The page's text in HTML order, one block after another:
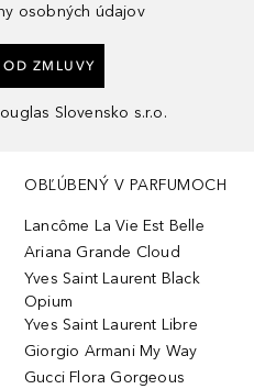
osobných údajov
ZMLUVY
Slovensko s.r.o.
OBĽÚBENÝ V PARFUMOCH
Lancôme La Vie Est Belle
Ariana Grande Cloud
Yves Saint Laurent Black
Opium
Yves Saint Laurent Libre
Giorgio Armani My Way
Gucci Flora Gorgeous